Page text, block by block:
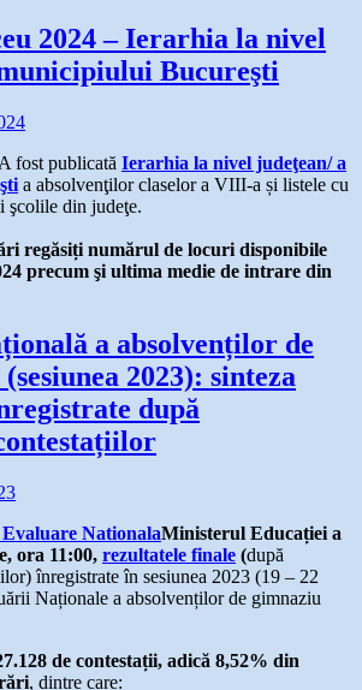
2024 – Ierarhia la nivel
Bucureşti
A fost publicată Ierarhia la nivel judeţean/ a
a absolvenţilor claselor a VIII-a și listele cu
şcolile din judeţe.
regăsiți numărul de locuri disponibile
precum şi ultima medie de intrare din
a absolvenților de
2023): sinteza
după
Ministerul Educației a
ora 11:00, rezultatele finale (după
înregistrate în sesiunea 2023 (19 – 22
Naționale a absolvenților de gimnaziu
de contestații, adică 8,52% din
, dintre care: